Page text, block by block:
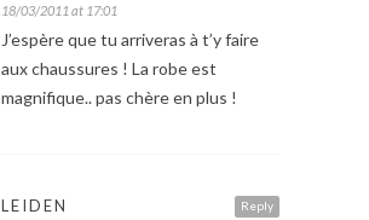
18/03/2011 at 17:01
J’espère que tu arriveras à t’y faire
aux chaussures ! La robe est
magnifique.. pas chère en plus !
Reply
LEIDEN